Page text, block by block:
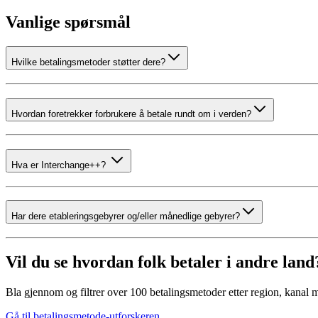
Vanlige spørsmål
Hvilke betalingsmetoder støtter dere?
Hvordan foretrekker forbrukere å betale rundt om i verden?
Hva er Interchange++?
Har dere etableringsgebyrer og/eller månedlige gebyrer?
Vil du se hvordan folk betaler i andre
Bla gjennom og filtrer over 100 betalingsmetoder etter region, kanal